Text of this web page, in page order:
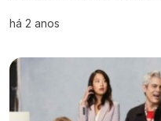
há 2 anos